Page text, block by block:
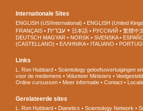
Internationale Sites
ENGLISH (US/International) ENGLISH (United
FRANÇAIS
עברית 日本語 РУССКИЙ 繁體中
DEUTSCH MAGYAR NORSK SVENSKA
(CASTELLANO)
ΕΛΛΗΝΙΚA ITALIANO
Links
L. Ron Hubbard Scientology geloofsovertuigingen
voor de medemens
Volunteer Ministers
Online cursussen
Meer informatie Contact
Gerelateerde sites
L. Ron Hubbard Dianetics Scientology Network